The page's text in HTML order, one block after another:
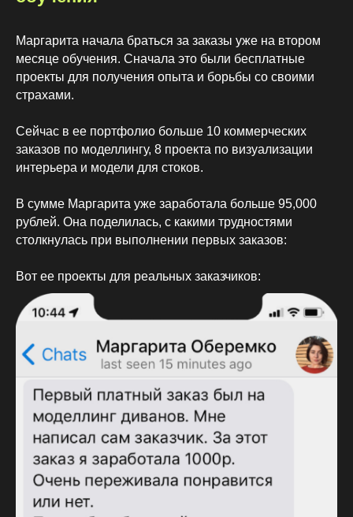
Маргарита начала браться за заказы уже на втором
месяце обучения. Сначала это были бесплатные
проекты для получения опыта и борьбы со своими
страхами.
Сейчас в ее портфолио больше 10 коммерческих
заказов по моделлингу, 8 проекта по визуализации
интерьера и модели для стоков.
В сумме Маргарита уже заработала больше 95,000
рублей. Она поделилась, с какими трудностями
столкнулась при выполнении первых заказов:
Вот ее проекты для реальных заказчиков:
Юридический адрес:
197082, Россия, г. Санкт-Петербург,
ул. Туристская, д. 30
ИП Кондрашина Алла Александровна
ИНН: 781429539539
ОГРН: 325784700214610
+7 (934) 477-18-63 admin@ok-visual.ru